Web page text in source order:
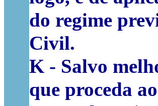
do regime
Civil.
K - Salvo
que proceda